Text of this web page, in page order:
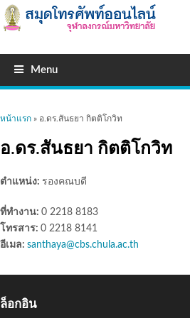
Menu
คุณอยู่ที่นี่
หน้าแรก » อ.ดร.สันธยา กิตติโกวิท
อ.ดร.สันธยา กิตติโกวิท
ตำแหน่ง: รองคณบดี
ที่ทำงาน: 0 2218 8183
โทรสาร: 0 2218 8141
อีเมล: santhaya@cbs.chula.ac.th
ล็อกอิน